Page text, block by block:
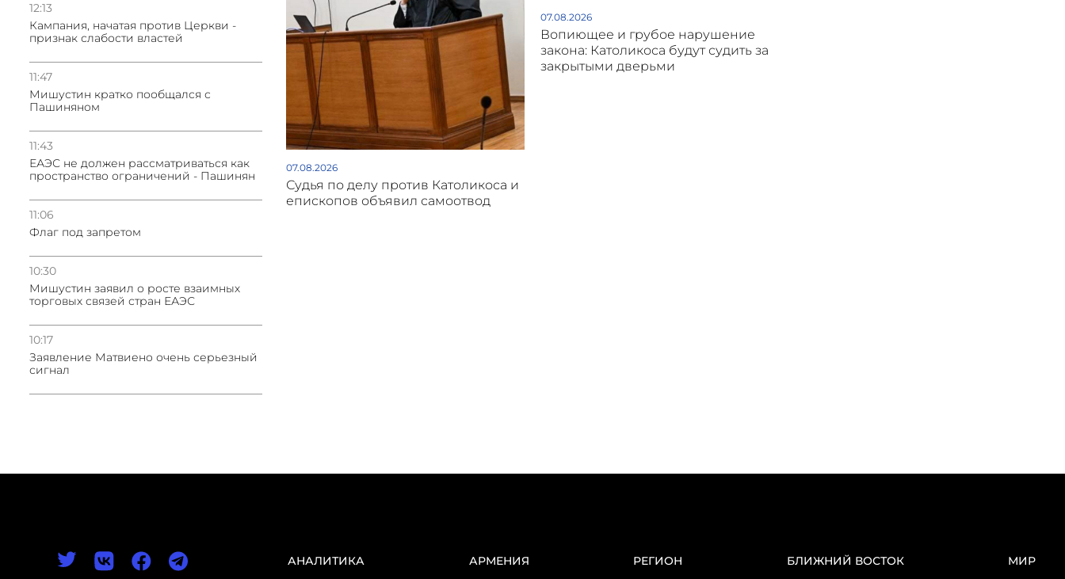
12:13
Кампания, начатая против Церкви -
признак слабости властей
11:47
Мишустин кратко пообщался с
Пашиняном
11:43
ЕАЭС не должен рассматриваться как
пространство ограничений - Пашинян
11:06
Флаг под запретом
10:30
Мишустин заявил о росте взаимных
торговых связей стран ЕАЭС
10:17
Заявление Матвиено очень серьезный
сигнал
07.08.2026
Судья по делу против Католикоса и
епископов объявил самоотвод
07.08.2026
Вопиющее и грубое нарушение
закона: Католикоса будут судить за
закрытыми дверьми
АНАЛИТИКА АРМЕНИЯ РЕГИОН БЛИЖНИЙ ВОСТОК МИР